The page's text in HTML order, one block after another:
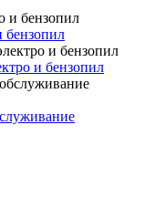
бензопил
и бензопил